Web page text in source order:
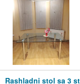
Rashladni stol sa 3